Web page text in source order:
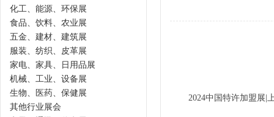
2024中国特许加盟展|
化工、能源、环保展
食品、饮料、农业展
五金、建材、建筑展
服装、纺织、皮革展
家电、家具、日用品展
机械、工业、设备展
生物、医药、保健展
其他行业展会